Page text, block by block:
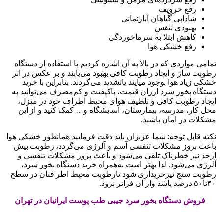
رفع خروپف
شادابی گیاهان آپارتمانی
بهبودی تنفس
کاهش ابتلا به سرماخوردگی
رفع خشکی هوا
تمامی مواردی که در بالا به آن اشاره کردیم با استفاده از دستگاه
رطوبت ساز و ایجاد رطوبت کافی بهبود می‌یابند و بر عکس در اثر
خشکی زیاد هوا بوجود میایند یاتشدید می‌گردند. بنابراین با خرید
دستگاه بخور سرد ارزان قیمت، باکیفیت و کم‌مصرف می‌توانید به
ایجاد رطوبت کافی و تلطیف هوای محیط اطراف خود در منزل،
محل کار، مدرسه، بیمارستان، آسایشگاه و… کمک کنید و از این
مشکلات در امان باشید.
نکته قابل توجه: شما عزیزان باید دقت فرمایید همانطور خشکی هوا
باعث بروز مشکلات تنفسی آسم و آلرژی می‌گردد، رطوبت بیش
ازحد نیز خطرناک تلقی می‌شود و باعث بروز مشکلات تنفسی و
آلرژی می‌شود. لذا بهتر است به‌همراه خرید دستگاه بخور سرد،
رطوبت سنج نیزخریداری شود تارطوبت محیط اطرافتان در سطح
۴۰تا۵۰ درصد باشد واز آن فراتر نرود.
فروش دستگاه بخور سرد جیبی طب پوست ایرانیان در تهران